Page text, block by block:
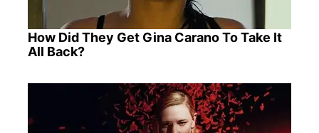
How Did They Get Gina Carano To Take It
All Back?